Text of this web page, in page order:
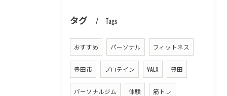
タグ Tags
おすすめ パーソナル フィットネス
豊田市 プロテイン VALX 豊田
パーソナルジム 体験 筋トレ